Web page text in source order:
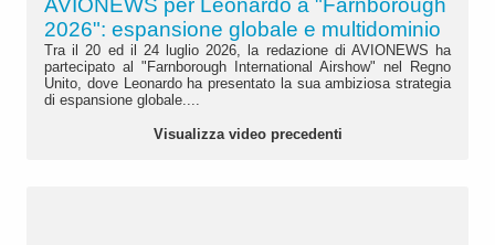
AVIONEWS per Leonardo a "Farnborough
2026": espansione globale e multidominio
Tra il 20 ed il 24 luglio 2026, la redazione di AVIONEWS ha
partecipato al "Farnborough International Airshow" nel Regno
Unito, dove Leonardo ha presentato la sua ambiziosa strategia
di espansione globale....
Visualizza video precedenti